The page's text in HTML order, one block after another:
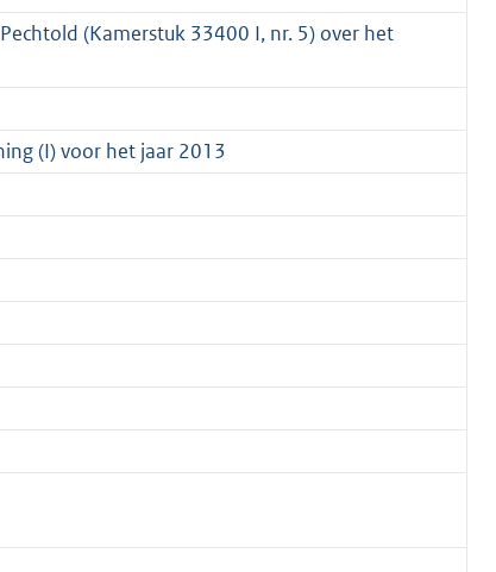
(Kamerstuk 33400 I, nr. 5) over het
(I) voor het jaar 2013